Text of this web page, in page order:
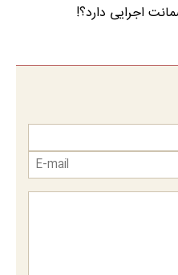
اجرایی دارد؟!